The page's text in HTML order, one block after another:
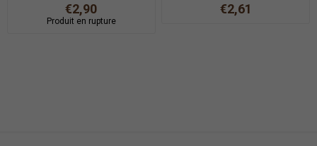
€2,90
Produit en rupture
€2,61